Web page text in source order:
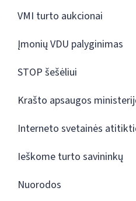
VMI turto aukcionai
Įmonių VDU palyginimas
STOP šešėliui
Krašto apsaugos
Interneto svetainės
Ieškome turto savininkų
Nuorodos